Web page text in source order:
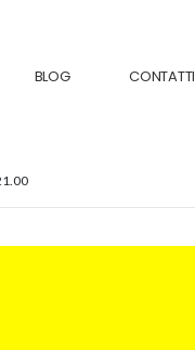
BLOG CONTATTI